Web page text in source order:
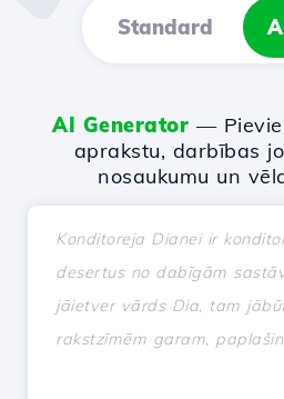
Standard
AI Generator —
aprakstu, darbības
nosaukumu un